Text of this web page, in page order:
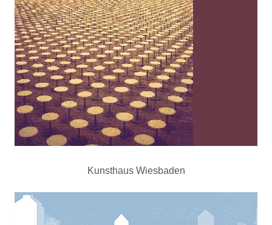
Kunsthaus Wiesbaden